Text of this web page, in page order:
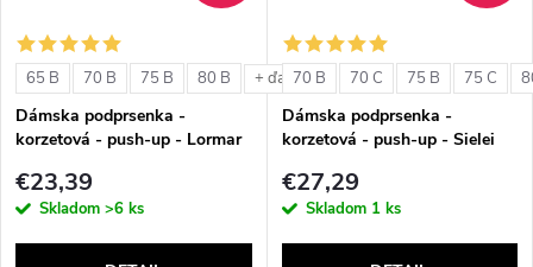
65 B 70 B 75 B 80 B + ďalšie
Dámska podprsenka -
korzetová - push-up - Lormar
€23,39
Skladom >6 ks
70 B 70 C 75 B 75 C
Dámska podprsenka -
korzetová - push-up - Sielei
€27,29
Skladom 1 ks